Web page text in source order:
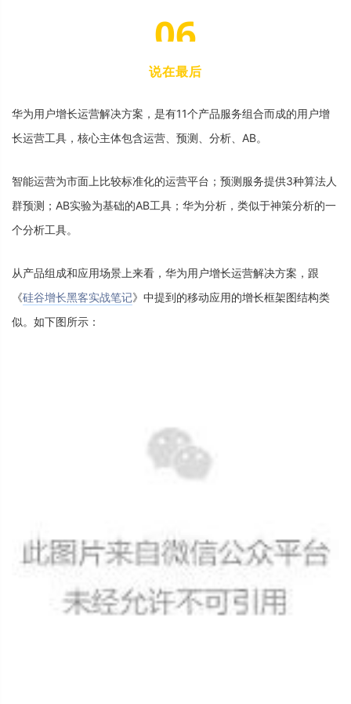
06
说在最后
华为用 户增长运营解决方案 ， 是有11个产品服务组合而成的用 户增
长运营工具 ， 核心主体包含运营 预测 分析 AB。
智能运营为市面 上比较标准化的运营平台 ； 预测服务提供3种算法人
群预测 ； AB实验为基础的AB工具 ； 华为分析 ， 类似于神策分析的一
个分析工具。
从产品组成和应用场景 上来看 ， 华为用 户增长运营解决方案 ， 跟
《硅谷增长黑客实战笔记》 中提到的移动应用的增长框架图结构类
似。 如下图所示 ：